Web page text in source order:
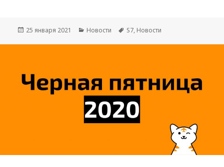
Опубликовано
25 января 2021 Рубрики
Новости Метки
S7, Новости